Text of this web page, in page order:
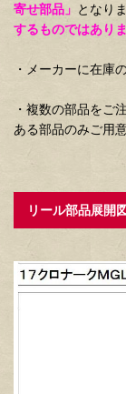
寄せ部品」 となり
するものではありま
・メーカーに在庫
・複数の部品をご
ある部品のみご用
リール部品展開